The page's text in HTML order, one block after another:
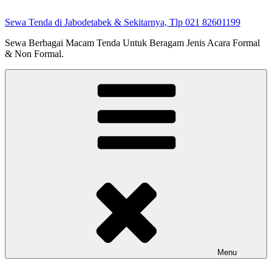
Sewa Tenda di Jabodetabek & Sekitarnya, Tlp 021 82601199
Sewa Berbagai Macam Tenda Untuk Beragam Jenis Acara Formal
& Non Formal.
Menu